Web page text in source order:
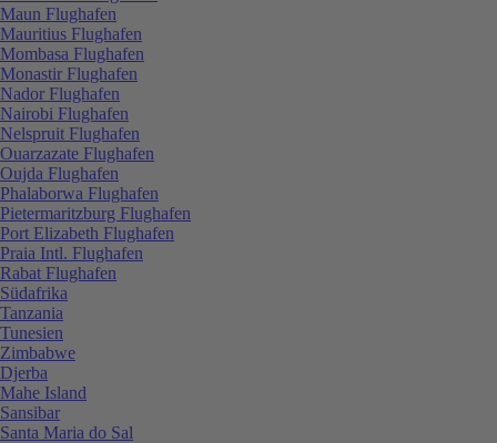
Maun Flughafen
Mauritius Flughafen
Mombasa Flughafen
Monastir Flughafen
Nador Flughafen
Nairobi Flughafen
Nelspruit Flughafen
Ouarzazate Flughafen
Oujda Flughafen
Phalaborwa Flughafen
Pietermaritzburg Flughafen
Port Elizabeth Flughafen
Praia Intl. Flughafen
Rabat Flughafen
Südafrika
Tanzania
Tunesien
Zimbabwe
Djerba
Mahe Island
Sansibar
Santa Maria do Sal